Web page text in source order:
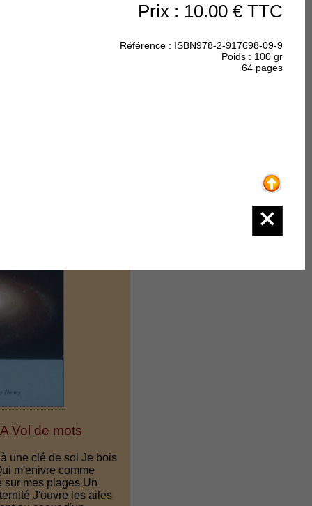
dont les jeunes
Vol de mots
une clé de sol Je bois
m'enivre comme
sur mes plages Un
J'ouvre les ailes
Prix : 10.00 € TTC
Référence : ISBN978-2-917698-09-9
Poids : 100 gr
64 pages